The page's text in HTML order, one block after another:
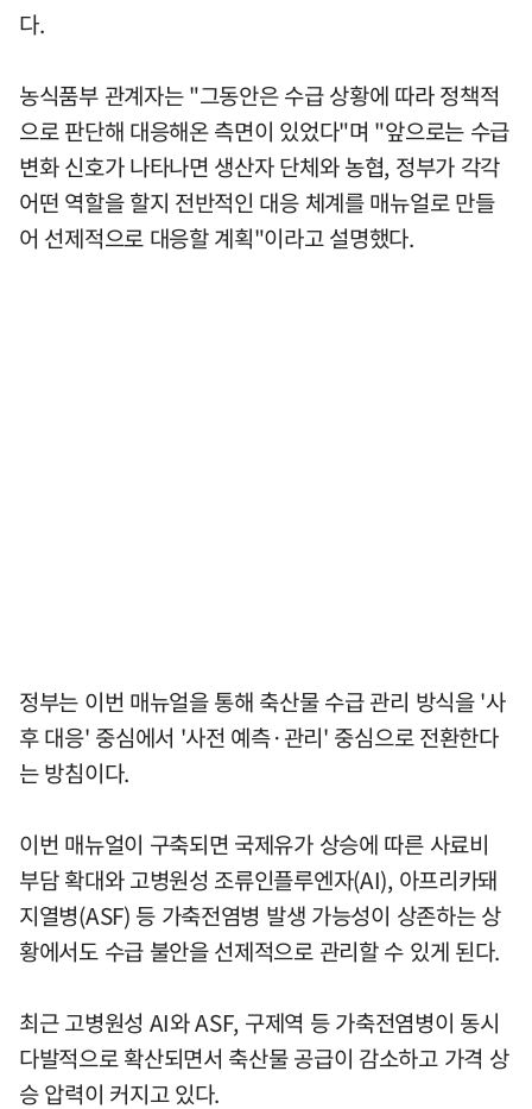
다.
농식품부 관계자는 "그동안은 수급 상황에 따라 정책적
으로 판단해 대응해온 측면이 있었다"며 "앞으로는 수급
변화 신호가 나타나면 생산자 단체와 농협, 정부가 각각
어떤 역할을 할지 전반적인 대응 체계를 매뉴얼로 만들
어 선제적으로 대응할 계획"이라고 설명했다.
정부는 이번 매뉴얼을 통해 축산물 수급 관리 방식을 '사
후 대응' 중심에서 '사전 예측·관리' 중심으로 전환한다
는 방침이다.
이번 매뉴얼이 구축되면 국제유가 상승에 따른 사료비
부담 확대와 고병원성 조류인플루엔자(AI), 아프리카돼
지열병(ASF) 등 가축전염병 발생 가능성이 상존하는 상
황에서도 수급 불안을 선제적으로 관리할 수 있게 된다.
최근 고병원성 AI와 ASF, 구제역 등 가축전염병이 동시
다발적으로 확산되면서 축산물 공급이 감소하고 가격 상
승 압력이 커지고 있다.